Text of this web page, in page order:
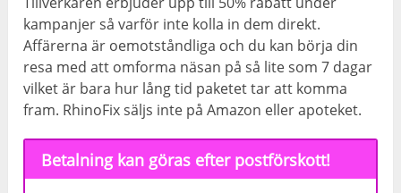
kampanjer så varför inte kolla in dem direkt.
Affärerna är oemotståndliga och du kan börja din
resa med att omforma näsan på så lite som 7 dagar
vilket är bara hur lång tid paketet tar att komma
fram. RhinoFix säljs inte på Amazon eller apoteket.
Betalning kan göras efter postförskott!